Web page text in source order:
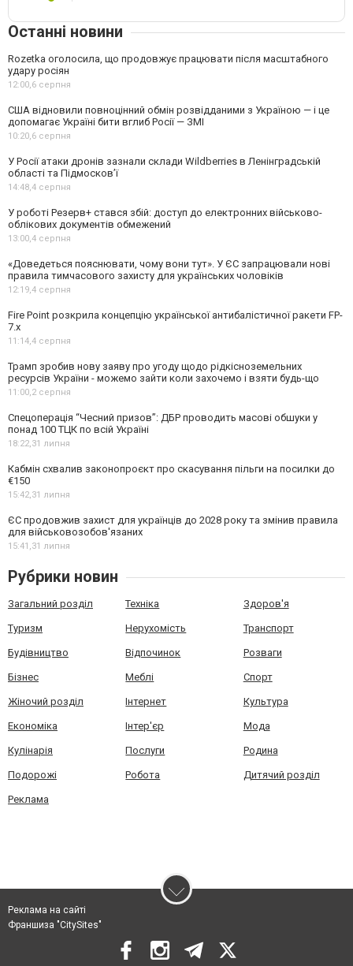
Останні новини
Rozetka оголосила, що продовжує працювати після масштабного
удару росіян
12:00,6 серпня
США відновили повноцінний обмін розвідданими з Україною — і це
допомагає Україні бити вглиб Росії — ЗМІ
10:20,6 серпня
У Росії атаки дронів зазнали склади Wildberries в Ленінградській
області та Підмосков’ї
14:48,4 серпня
У роботі Резерв+ стався збій: доступ до електронних військово-
облікових документів обмежений
13:00,4 серпня
«Доведеться пояснювати, чому вони тут». У ЄС запрацювали нові
правила тимчасового захисту для українських чоловіків
12:19,4 серпня
Fire Point розкрила концепцію української антибалістичної ракети FP-
7.x
11:14,4 серпня
Трамп зробив нову заяву про угоду щодо рідкісноземельних
ресурсів України - можемо зайти коли захочемо і взяти будь-що
11:00,2 серпня
Спецоперація “Чесний призов”: ДБР проводить масові обшуки у
понад 100 ТЦК по всій Україні
18:22,31 липня
Кабмін схвалив законопроєкт про скасування пільги на посилки до
€150
15:42,31 липня
ЄС продовжив захист для українців до 2028 року та змінив правила
для військовозобов'язаних
15:41,31 липня
Рубрики новин
Загальний розділ Техніка Здоров'я
Туризм Нерухомість Транспорт
Будівництво Відпочинок Розваги
Бізнес Меблі Спорт
Жіночий розділ Інтернет Культура
Економіка Інтер'єр Мода
Кулінарія Послуги Родина
Подорожі Робота Дитячий розділ
Реклама
Реклама на сайті
Франшиза "CitySites"